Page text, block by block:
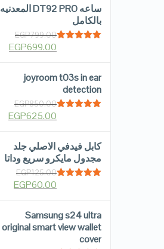
ساعه DT92 PRO المعدنيه
بالكامل
EGP799.00
EGP699.00
joyroom t03s in ear
detection
EGP850.00
EGP625.00
كابل فيدفي الاصلي جلد
مجدول مايكرو سريع وداتا
EGP125.00
EGP60.00
Samsung s24 ultra
original smart view wallet
cover